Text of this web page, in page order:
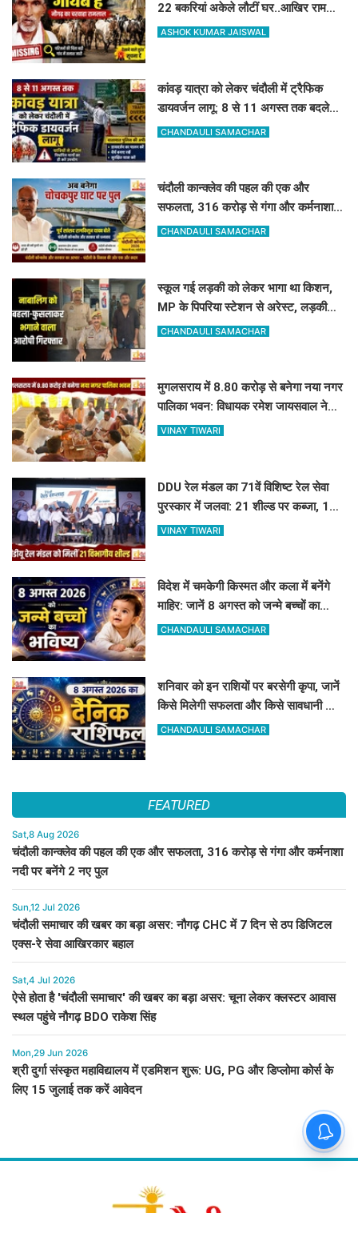
22 बकरियां अकेले लौटीं घर..आखिर रामलाल
कहां गए?
ASHOK KUMAR JAISWAL
कांवड़ यात्रा को लेकर चंदौली में ट्रैफिक
डायवर्जन लागू: 8 से 11 अगस्त तक बदले
रहेंगे ये रास्ते, देखें पूरी लिस्ट
CHANDAULI SAMACHAR
चंदौली कान्क्लेव की पहल की एक और
सफलता, 316 करोड़ से गंगा और कर्मनाशा
नदी पर बनेंगे 2 नए पुल
CHANDAULI SAMACHAR
स्कूल गई लड़की को लेकर भागा था किशन,
MP के पिपरिया स्टेशन से अरेस्ट, लड़की
सकुशल बरामद
CHANDAULI SAMACHAR
मुगलसराय में 8.80 करोड़ से बनेगा नया नगर
पालिका भवन: विधायक रमेश जायसवाल ने
किया भूमि पूजन
VINAY TIWARI
DDU रेल मंडल का 71वें विशिष्ट रेल सेवा
पुरस्कार में जलवा: 21 शील्ड पर कब्जा, 16
रेलकर्मी भी सम्मानित
VINAY TIWARI
विदेश में चमकेगी किस्मत और कला में बनेंगे
माहिर: जानें 8 अगस्त को जन्मे बच्चों का
जीवन और आज का राशिफल
CHANDAULI SAMACHAR
शनिवार को इन राशियों पर बरसेगी कृपा, जानें
किसे मिलेगी सफलता और किसे सावधानी की
जरूरत
CHANDAULI SAMACHAR
FEATURED
Sat,8 Aug 2026
चंदौली कान्क्लेव की पहल की एक और सफलता, 316 करोड़ से गंगा और कर्मनाशा
नदी पर बनेंगे 2 नए पुल
Sun,12 Jul 2026
चंदौली समाचार की खबर का बड़ा असर: नौगढ़ CHC में 7 दिन से ठप डिजिटल
एक्स-रे सेवा आखिरकार बहाल
Sat,4 Jul 2026
ऐसे होता है 'चंदौली समाचार' की खबर का बड़ा असर: चूना लेकर क्लस्टर आवास
स्थल पहुंचे नौगढ़ BDO राकेश सिंह
Mon,29 Jun 2026
श्री दुर्गा संस्कृत महाविद्यालय में एडमिशन शुरू: UG, PG और डिप्लोमा कोर्स के
लिए 15 जुलाई तक करें आवेदन